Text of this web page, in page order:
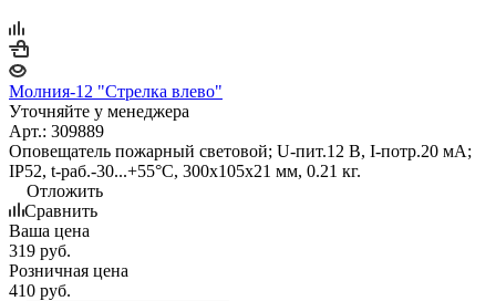
Молния-12 "Стрелка влево"
Уточняйте у менеджера
Арт.: 309889
Оповещатель пожарный световой; U-пит.12 В, I-потр.20 мА;
IP52, t-раб.-30...+55°С, 300х105х21 мм, 0.21 кг.
Отложить
Сравнить
Ваша цена
319 руб.
Розничная цена
410 руб.